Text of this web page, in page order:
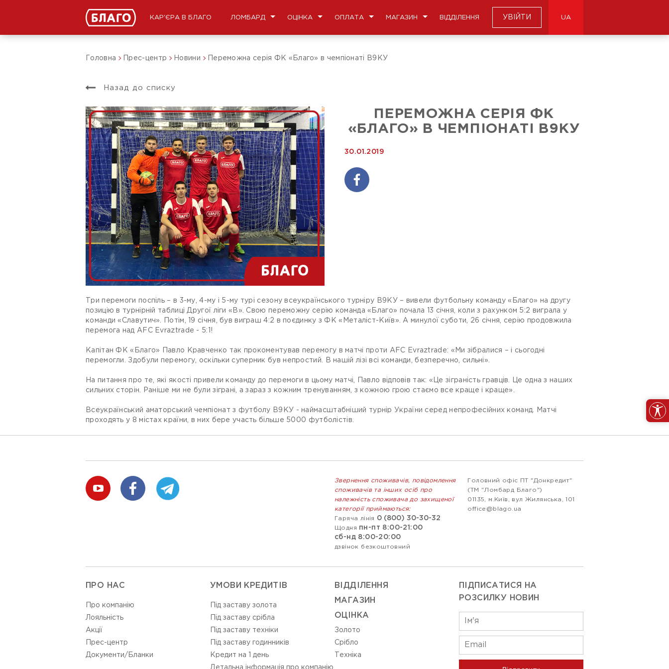
КАР'ЄРА В БЛАГО ЛОМБАРД ОЦІНКА ОПЛАТА МАГАЗИН ВІДДІЛЕННЯ УВІЙТИ UA
Головна Прес-центр Новини Переможна серія ФК «Благо» в чемпіонаті В9КУ
Назад до списку
ПЕРЕМОЖНА СЕРІЯ ФК
«БЛАГО» В ЧЕМПІОНАТІ В9КУ
30.01.2019
Три перемоги поспіль – в 3-му, 4-му і 5-му турі сезону всеукраїнського турніру В9КУ – вивели футбольну команду «Благо» на другу
позицію в турнірній таблиці Другої ліги «В». Свою переможну серію команда «Благо» почала 13 січня, коли з рахунком 5:2 виграла у
команди «Славутич». Потім, 19 січня, був виграш 4:2 в поєдинку з ФК «Металіст-Київ». А минулої суботи, 26 січня, серію продовжила
перемога над AFC Evraztrade - 5:1!
Капітан ФК «Благо» Павло Кравченко так прокоментував перемогу в матчі проти AFC Evraztrade: «Ми зібралися – і сьогодні
перемогли. Здобули перемогу, оскільки суперник був непростий. В нашій лізі всі команди, безперечно, сильні».
На питання про те, які якості привели команду до перемоги в цьому матчі, Павло відповів так: «Це зіграність гравців. Це одна з наших
сильних сторін. Раніше ми не були зіграні, а зараз з кожним тренуванням, з кожною грою стаємо все краще і краще».
Всеукраїнський аматорський чемпіонат з футболу В9КУ - наймасштабніший турнір України серед непрофесійних команд. Матчі
проходять у 8 містах країни, в них бере участь більше 5000 футболістів.
Звернення споживачів, повідомлення
споживачів та інших осіб про
належність споживача до захищеної
категорії приймаються:
Гаряча лінія
0 (800) 30-30-32
Щодня пн-пт 8:00-21:00
сб-нд 8:00-20:00
дзвінок безкоштовний
Головний офіс ПТ "Донкредит"
(ТМ "Ломбард Благо")
01135, м.Київ, вул Жилянська, 101
office@blago.ua
ПРО НАС
Про компанію
Лояльність
Акції
Прес-центр
Документи/Бланки
УМОВИ КРЕДИТІВ
Під заставу золота
Під заставу срібла
Під заставу техніки
Під заставу годинників
Кредит на 1 день
Детальна інформація про компанію
ВIДДIЛЕННЯ
МАГАЗИН
ОЦIНКА
Золото
Срiбло
Технiка
ПІДПИСАТИСЯ НА
РОЗСИЛКУ НОВИН